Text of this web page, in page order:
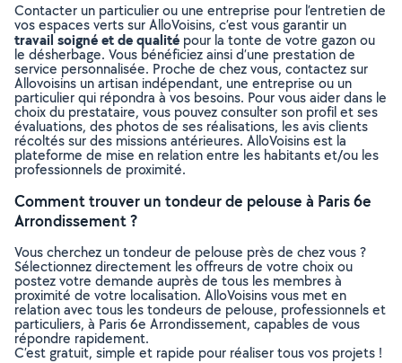
Contacter un particulier ou une entreprise pour l’entretien de
vos espaces verts sur AlloVoisins, c’est vous garantir un
travail soigné et de qualité pour la tonte de votre gazon ou
le désherbage. Vous bénéficiez ainsi d’une prestation de
service personnalisée. Proche de chez vous, contactez sur
Allovoisins un artisan indépendant, une entreprise ou un
particulier qui répondra à vos besoins. Pour vous aider dans le
choix du prestataire, vous pouvez consulter son profil et ses
évaluations, des photos de ses réalisations, les avis clients
récoltés sur des missions antérieures. AlloVoisins est la
plateforme de mise en relation entre les habitants et/ou les
professionnels de proximité.
Comment trouver un tondeur de pelouse à Paris 6e
Arrondissement ?
Vous cherchez un tondeur de pelouse près de chez vous ?
Sélectionnez directement les offreurs de votre choix ou
postez votre demande auprès de tous les membres à
proximité de votre localisation. AlloVoisins vous met en
relation avec tous les tondeurs de pelouse, professionnels et
particuliers, à Paris 6e Arrondissement, capables de vous
répondre rapidement.
C’est gratuit, simple et rapide pour réaliser tous vos projets !